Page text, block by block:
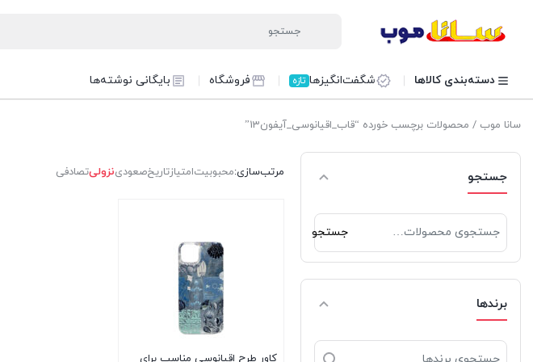
دسته‌بندی کالاها شگفت‌انگیزها تازه فروشگاه بایگانی نوشته‌ها
سانا موب / محصولات برچسب خورده “قاب_اقیانوسی_آیفون13”
جستجو
برای:
جستجو
برندها
مرتب‌سازی:محبوبیتامتیازتاریخصعودینزولیتصادفی
کاور طرح اقیانوسی مناسب برای